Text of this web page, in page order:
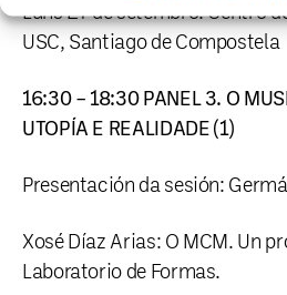
Luns 27 de setembro. Centro
USC, Santiago de Compostela
16:30 – 18:30 PANEL 3. O
UTOPÍA E REALIDADE (1)
Presentación da sesión:
Xosé Díaz Arias: O MCM. Un
Laboratorio de Formas.